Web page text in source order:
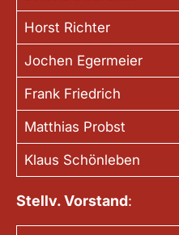
Horst Richter
Jochen Egermeier
Frank Friedrich
Matthias Probst
Klaus Schönleben
Stellv. Vorstand: